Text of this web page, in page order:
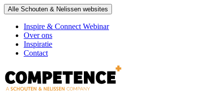
Alle Schouten & Nelissen websites
Inspire & Connect Webinar
Over ons
Inspiratie
Contact